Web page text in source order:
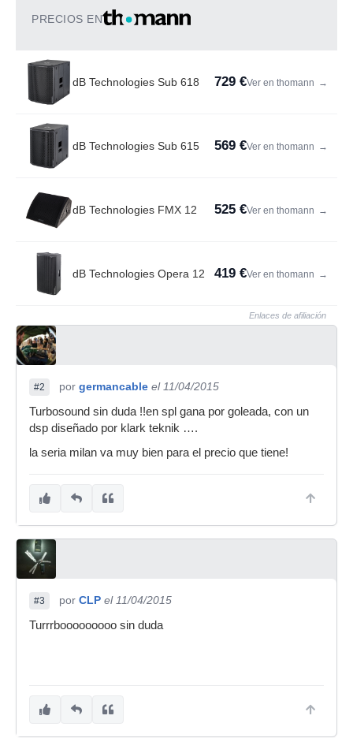
PRECIOS EN
dB Technologies Sub 618 729 €Ver en thomann →
dB Technologies Sub 615 569 €Ver en thomann →
dB Technologies FMX 12 525 €Ver en thomann →
dB Technologies Opera 12 419 €Ver en thomann →
Enlaces de afiliación
#2 por germancable el 11/04/2015
Turbosound sin duda !!en spl gana por goleada, con un
dsp diseñado por klark teknik ….
la seria milan va muy bien para el precio que tiene!
#3 por CLP el 11/04/2015
Turrrbooooooooo sin duda